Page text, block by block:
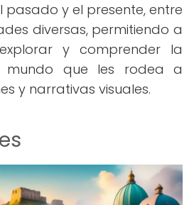
pasado y el presente, entre
diversas, permitiendo a
y comprender la
mundo que les rodea a
y narrativas visuales.